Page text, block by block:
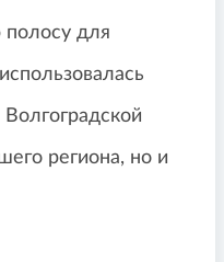
для
региона, но и